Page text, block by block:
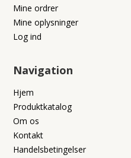
Mine ordrer
Mine oplysninger
Log ind
Navigation
Hjem
Produktkatalog
Om os
Kontakt
Handelsbetingelser